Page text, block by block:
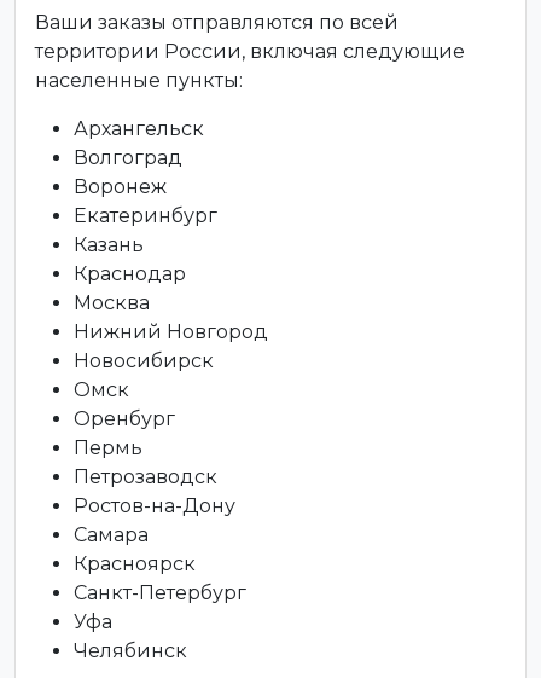
Ваши заказы отправляются по всей
территории России, включая следующие
населенные пункты:
Архангельск
Волгоград
Воронеж
Екатеринбург
Казань
Краснодар
Москва
Нижний Новгород
Новосибирск
Омск
Оренбург
Пермь
Петрозаводск
Ростов-на-Дону
Самара
Красноярск
Санкт-Петербург
Уфа
Челябинск